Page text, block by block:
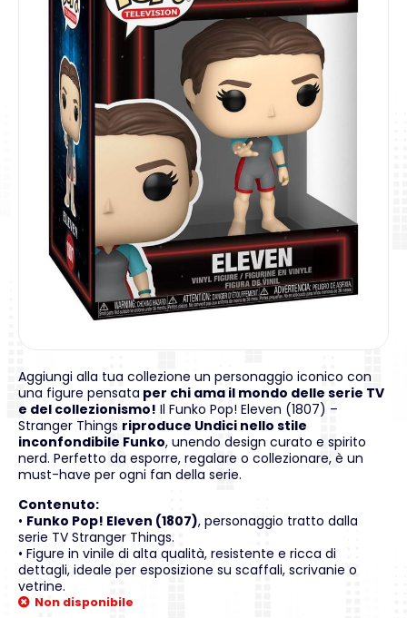
Aggiungi alla tua collezione un personaggio iconico con
una figure pensata per chi ama il mondo delle serie TV
e del collezionismo! Il Funko Pop! Eleven (1807) –
Stranger Things riproduce Undici nello stile
inconfondibile Funko, unendo design curato e spirito
nerd. Perfetto da esporre, regalare o collezionare, è un
must-have per ogni fan della serie.
Contenuto:
• Funko Pop! Eleven (1807), personaggio tratto dalla
serie TV Stranger Things.
• Figure in vinile di alta qualità, resistente e ricca di
dettagli, ideale per esposizione su scaffali, scrivanie o
vetrine.
Non disponibile